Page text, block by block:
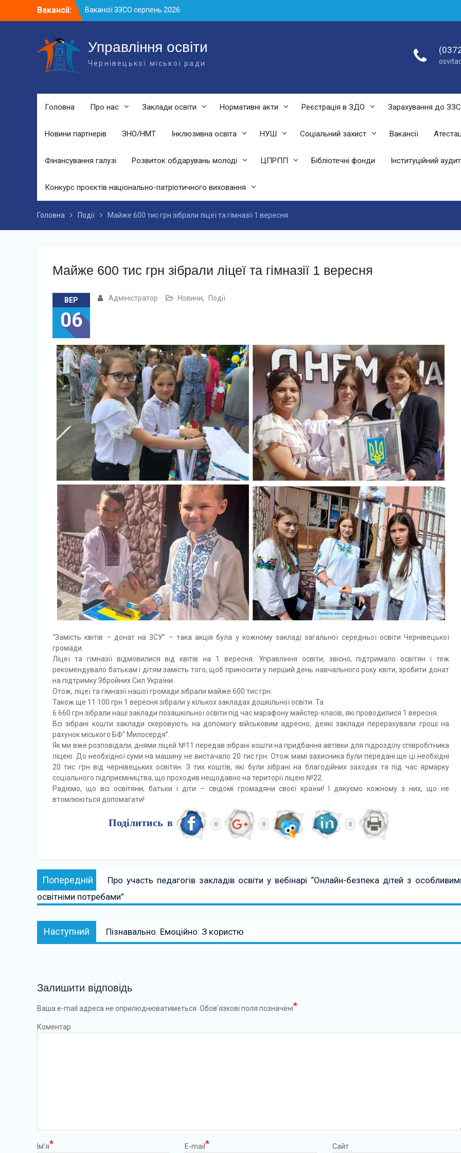
Вакансії:
Вакансії ЗЗСО серпень 2026
Вакансії ЗЗСО червень 2026
підрозділах ЗЗСО станом на 01.08.2026
р.Управління освіти
Чернівецької міської ради
Головна Про нас Заклади освіти Нормативні акти Реєстрація в ЗДО Зарахування до
Новини партнерів ЗНО/НМТ Інклюзивна освіта НУШ Соціальний захист Вакансії
Фінансування галузі Розвиток обдарувань молоді ЦПРПП Бібліотечні фонди Інституційний аудит
Конкурс проєктів національно-патріотичного виховання
Головна Події Майже 600 тис грн зібрали ліцеї та гімназії 1 вересня
Майже 600 тис грн зібрали ліцеї та гімназії 1 вересня
ВЕР
06
Адміністратор Новини, Події
“Замість квітів – донат на ЗСУ” – така акція була у кожному закладі загальної середньої освіти Чернівецької
громади.
Ліцеї та гімназії відмовилися від квітів на 1 вересня. Управління освіти, звісно, підтримало освітян і теж
рекомендувало батькам і дітям замість того, щоб приносити у перший день навчального року квіти, зробити донат
на підтримку Збройних Сил України.
Отож, ліцеї та гімназії нашої громади зібрали майже 600 тис грн.
Також ще 11 100 грн 1 вересня зібрали у кількох закладах дошкільної освіти. Та
6 660 грн зібрали наші заклади позашкільної освіти під час марафону майстер-класів, які проводилися 1 вересня.
Всі зібрані кошти заклади скеровують на допомогу військовим адресно, деякі заклади перерахували гроші на
рахунок міського БФ” Милосердя”.
Як ми вже розповідали, днями ліцей №11 передав зібрані кошти на придбання автівки для підрозділу співробітника
ліцею. До необхідної суми на машину не вистачало 20 тис грн. Отож мамі захисника були передані ще ці необхідні
20 тис грн від чернівецьких освітян. З тих коштів, які були зібрані на благодійних заходах та під час ярмарку
соціального підприємництва, що проходив нещодавно на території ліцею №22.
Радіємо, що всі освітяни, батьки і діти – свідомі громадяни своєї країни! І дякуємо кожному з них, що не
втомлюються допомагати!
Поділитись в 0 0 0
Навігація
записів
Попередній Попередній:
Про участь педагогів закладів освіти у вебінарі “Онлайн-безпека дітей з
освітніми потребами”
Наступний Наступний:
Пізнавально. Емоційно. З користю
Залишити відповідь
Ваша e-mail адреса не оприлюднюватиметься. Обов’язкові поля позначені*
Коментар
Ім’я* E-mail * Сайт